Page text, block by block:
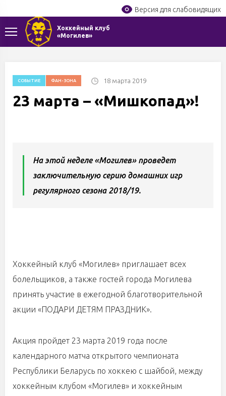
Версия для слабовидящих
Хоккейный клуб
«Могилев»
СОБЫТИЕ ФАН-ЗОНА 18 марта 2019
23 марта – «Мишкопад»!
На этой неделе «Могилев» проведет
заключительную серию домашних игр
регулярного сезона 2018/19.
Хоккейный клуб «Могилев» приглашает всех
болельщиков, а также гостей города Могилева
принять участие в ежегодной благотворительной
акции «ПОДАРИ ДЕТЯМ ПРАЗДНИК».
Акция пройдет 23 марта 2019 года после
календарного матча открытого чемпионата
Республики Беларусь по хоккею с шайбой, между
хоккейным клубом «Могилев» и хоккейным